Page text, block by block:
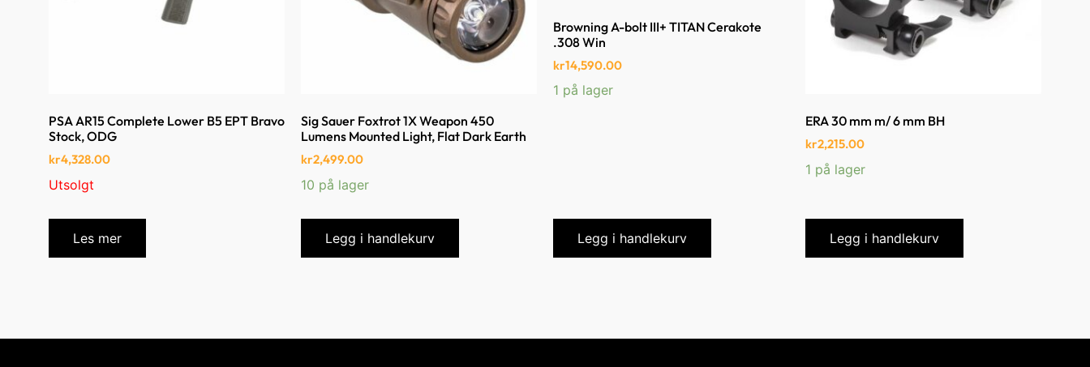
PSA AR15 Complete Lower B5 EPT Bravo
Stock, ODG
kr4,328.00
Utsolgt
Les mer
Sig Sauer Foxtrot 1X Weapon 450
Lumens Mounted Light, Flat Dark Earth
kr2,499.00
10 på lager
Legg i handlekurv
Browning A-bolt III+ TITAN Cerakote
.308 Win
kr14,590.00
1 på lager
Legg i handlekurv
ERA 30 mm m/ 6 mm BH
kr2,215.00
1 på lager
Legg i handlekurv